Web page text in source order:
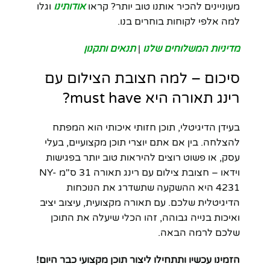
מעוניינים להכיר אותנו טוב יותר? קראואודותינו וגלו
למה אלפי לקוחות בוחרים בנו.
מדיניות המשלוחים שלנו |תנאים ותקנון
סיכום – למה חצובת הצילום עם
רינג תאורה היא must have?
בעידן הדיגיטלי, תוכן חזותי איכותי הוא המפתח
להצלחה. בין אם אתם יוצרי תוכן מקצועיים, בעלי
עסק, או פשוט רוצים להיראות טוב יותר בפגישות
וידאו – חצובת צילום עם רינג תאורה 31 ס"מ NY-
4231 היא ההשקעה שתשדרג את הנוכחות
הדיגיטלית שלכם. עם תאורה מקצועית, עיצוב יציב
ואיכות בנייה גבוהה, זהו הכלי שיעלה את התוכן
שלכם לרמה הבאה.
הזמינו עכשיו ותתחילו ליצור תוכן מקצועי כבר היום!